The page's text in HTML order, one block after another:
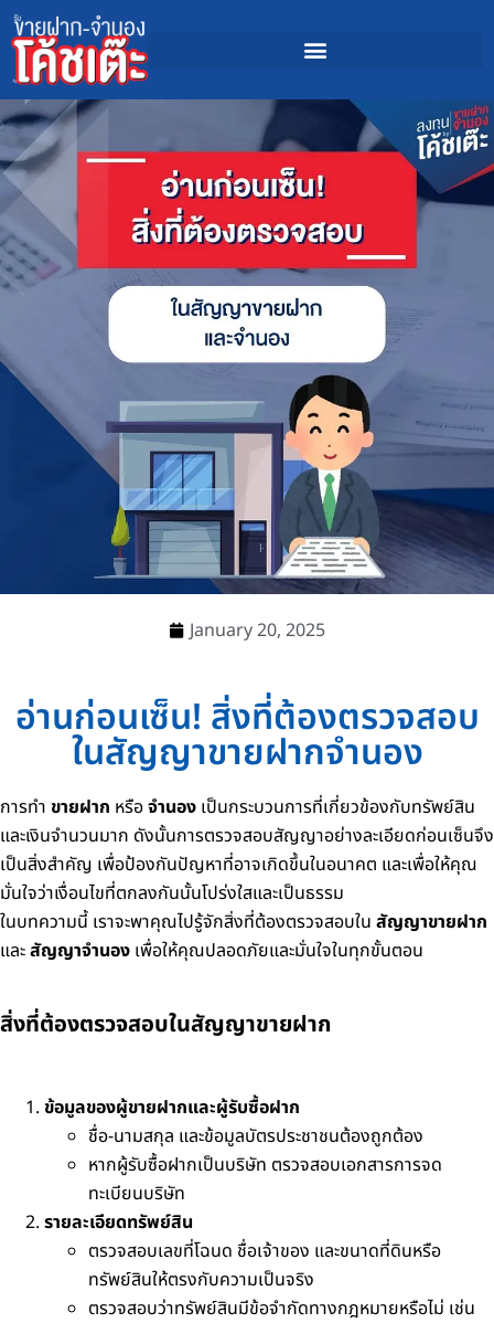
January 20, 2025
อ่านก่อนเซ็น! สิ่งที่ต้องตรวจสอบ
ในสัญญาขายฝากจำนอง
การทำ ขายฝาก หรือจำนอง เป็นกระบวนการที่เกี่ยวข้องกับทรัพย์สิน
และเงินจำนวนมาก ดังนั้นการตรวจสอบสัญญาอย่างละเอียดก่อนเซ็นจึง
เป็นสิ่งสำคัญ เพื่อป้องกันปัญหาที่อาจเกิดขึ้นในอนาคต และเพื่อให้คุณ
มั่นใจว่าเงื่อนไขที่ตกลงกันนั้นโปร่งใสและเป็นธรรม
ในบทความนี้ เราจะพาคุณไปรู้จักสิ่งที่ต้องตรวจสอบใน สัญญาขายฝาก
และสัญญาจำนอง เพื่อให้คุณปลอดภัยและมั่นใจในทุกขั้นตอน
สิ่งที่ต้องตรวจสอบในสัญญาขายฝาก
ข้อมูลของผู้ขายฝากและผู้รับซื้อฝาก
ชื่อ-นามสกุล และข้อมูลบัตรประชาชนต้องถูกต้อง
หากผู้รับซื้อฝากเป็นบริษัท ตรวจสอบเอกสารการจด
ทะเบียนบริษัท
รายละเอียดทรัพย์สิน
ตรวจสอบเลขที่โฉนด ชื่อเจ้าของ และขนาดที่ดินหรือ
ทรัพย์สินให้ตรงกับความเป็นจริง
ตรวจสอบว่าทรัพย์สินมีข้อจำกัดทางกฎหมายหรือไม่ เช่น